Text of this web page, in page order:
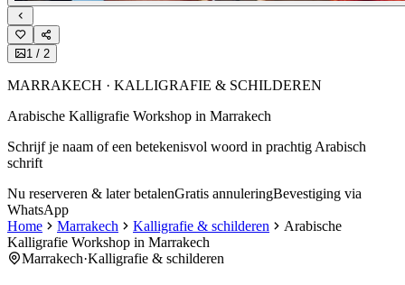
1 / 2
MARRAKECH · KALLIGRAFIE & SCHILDEREN
Arabische Kalligrafie Workshop in Marrakech
Schrijf je naam of een betekenisvol woord in prachtig Arabisch
schrift
Nu reserveren & later betalenGratis annuleringBevestiging via
WhatsApp
Home
Marrakech Kalligrafie & schilderen
Arabische
Kalligrafie Workshop in Marrakech
Marrakech·Kalligrafie & schilderen